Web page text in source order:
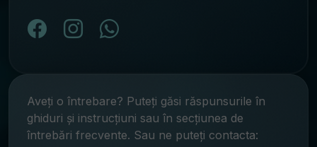
Aveți o întrebare? Puteți găsi răspunsurile în
ghiduri și instrucțiuni sau în secțiunea de
întrebări frecvente. Sau ne puteți contacta: